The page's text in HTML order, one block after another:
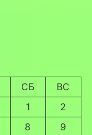
СБ
ВС
1
2
8
9